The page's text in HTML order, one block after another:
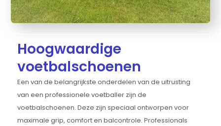
Hoogwaardige
voetbalschoenen
Een van de belangrijkste onderdelen van de uitrusting
van een professionele voetballer zijn de
voetbalschoenen. Deze zijn speciaal ontworpen voor
maximale grip, comfort en balcontrole. Professionals